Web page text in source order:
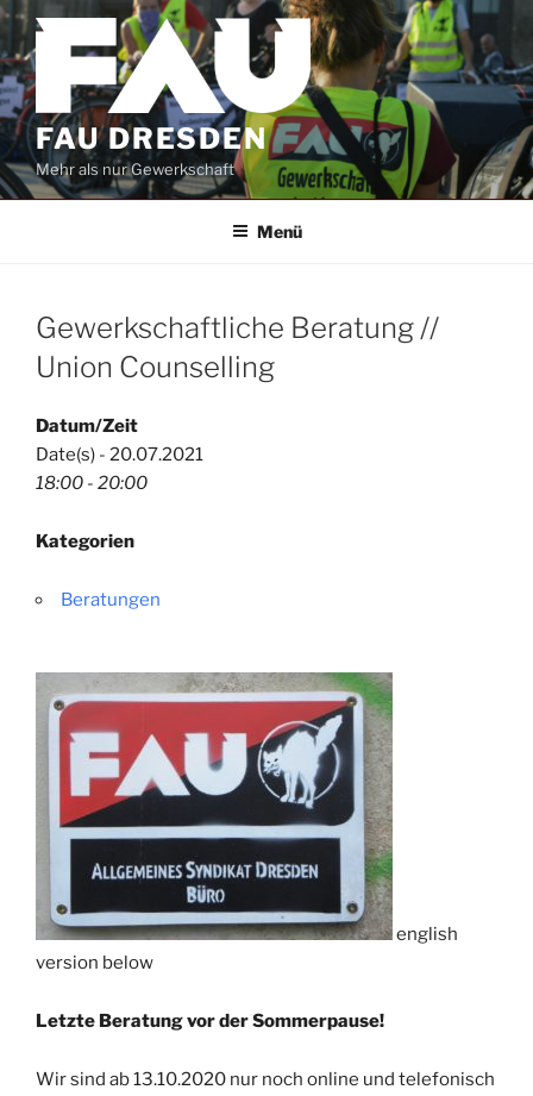
Zum
Inhalt
springen
FAU DRESDEN
Mehr als nur Gewerkschaft
Menü
Gewerkschaftliche Beratung //
Union Counselling
Datum/Zeit
Date(s) - 20.07.2021
18:00 - 20:00
Kategorien
Beratungen
english
version below
Letzte Beratung vor der Sommerpause!
Wir sind ab 13.10.2020 nur noch online und telefonisch